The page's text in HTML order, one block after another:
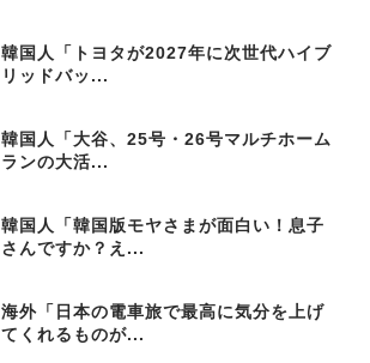
韓国人「トヨタが2027年に次世代ハイブ
リッドバッ...
韓国人「大谷、25号・26号マルチホーム
ランの大活...
韓国人「韓国版モヤさまが面白い！息子
さんですか？え...
海外「日本の電車旅で最高に気分を上げ
てくれるものが...